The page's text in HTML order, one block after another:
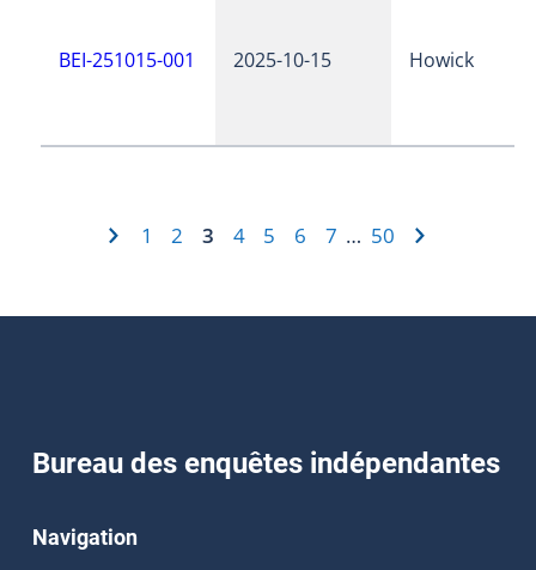
BEI-251015-001 2025-10-15 Howick
1 2 3 4 5 6 7 … 50
Bureau des enquêtes indépendantes
Navigation